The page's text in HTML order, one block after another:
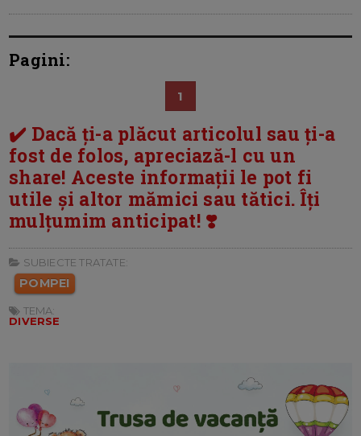
Pagini:
1
✔️ Dacă ți-a plăcut articolul sau ți-a
fost de folos, apreciază-l cu un
share! Aceste informații le pot fi
utile și altor mămici sau tătici. Îți
mulțumim anticipat! ❣️
SUBIECTE TRATATE:
POMPEI
TEMA:
DIVERSE